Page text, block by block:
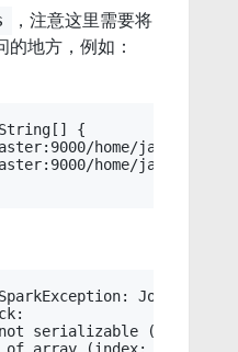
，注意这里需要将
地方，例如：
String[] {
Job